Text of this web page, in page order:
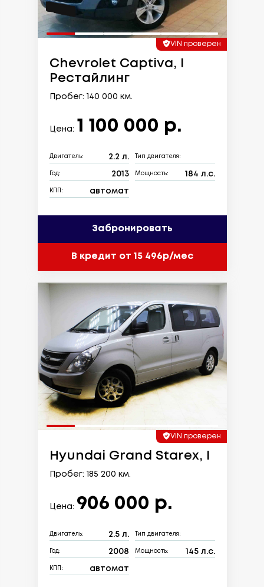
VIN проверен
Chevrolet Captiva, I
Рестайлинг
Пробег: 140 000 км.
Цена: 1 100 000 р.
Двигатель: 2.2 л. Тип двигателя:
Год: 2013 Мощность: 184 л.с.
КПП: автомат
Забронировать
В кредит от 15 496р/мес
VIN проверен
Hyundai Grand Starex, I
Пробег: 185 200 км.
Цена: 906 000 р.
Двигатель: 2.5 л. Тип двигателя:
Год: 2008 Мощность: 145 л.с.
КПП: автомат